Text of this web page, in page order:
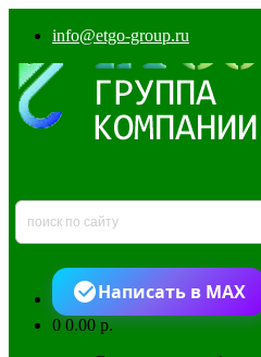
info@etgo-group.ru
Написать в MAX
00.00 р.